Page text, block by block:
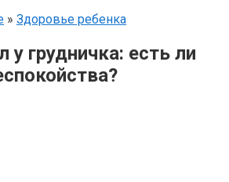
» Здоровье ребенка
у грудничка: есть ли